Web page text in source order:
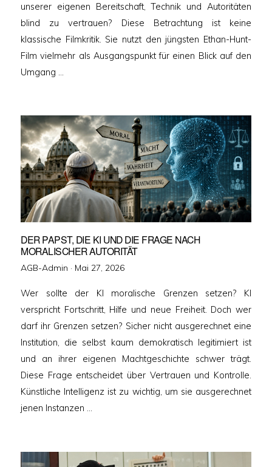
unserer eigenen Bereitschaft, Technik und Autoritäten
blind zu vertrauen? Diese Betrachtung ist keine
klassische Filmkritik. Sie nutzt den jüngsten Ethan-Hunt-
Film vielmehr als Ausgangspunkt für einen Blick auf den
Umgang …
DER PAPST, DIE KI UND DIE FRAGE NACH
MORALISCHER AUTORITÄT
AGB-Admin · Veröffentlicht
Mai 27, 2026
Wer sollte der KI moralische Grenzen setzen? KI
verspricht Fortschritt, Hilfe und neue Freiheit. Doch wer
darf ihr Grenzen setzen? Sicher nicht ausgerechnet eine
Institution, die selbst kaum demokratisch legitimiert ist
und an ihrer eigenen Machtgeschichte schwer trägt.
Diese Frage entscheidet über Vertrauen und Kontrolle.
Künstliche Intelligenz ist zu wichtig, um sie ausgerechnet
jenen Instanzen …